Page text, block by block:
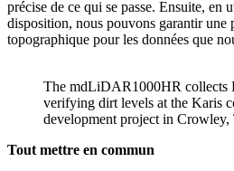
précise de ce qui se passe. Ensuite, en
disposition, nous pouvons garantir une
topographique pour les données que
The mdLiDAR1000HR collects
verifying dirt levels at the Karis
development project in Crowley,
Tout mettre en commun